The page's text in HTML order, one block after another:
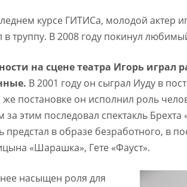
курсе ГИТИСа, молодой актер
труппу. В 2008 году покинул
на сцене театра Игорь играл
В 2001 году он сыграл Иуду в
же постановке он исполнил роль
за этим последовал спектакль
предстал в образе безработного, в
«Шарашка», Гете «Фауст».
насыщен роля для